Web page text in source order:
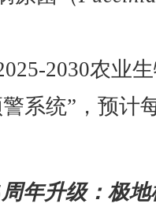
2030农业
系统”，预计
年升级：极